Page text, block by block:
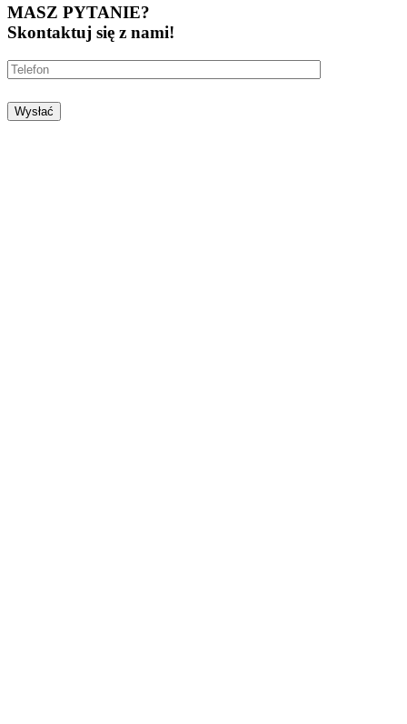
MASZ PYTANIE?
Skontaktuj się z nami!